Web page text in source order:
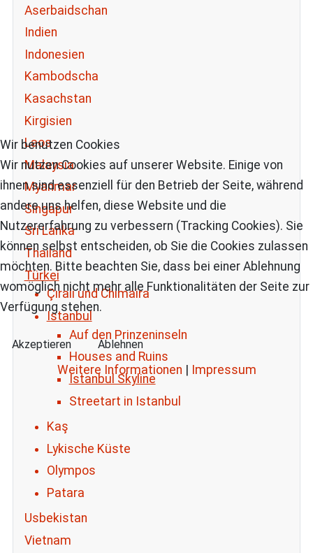
Aserbaidschan
Indien
Indonesien
Kambodscha
Kasachstan
Kirgisien
Laos
Malaysia
Myanmar
Singapur
Sri Lanka
Thailand
Türkei
Çıralı und Chimaira
Istanbul
Auf den Prinzeninseln
Houses and Ruins
Istanbul Skyline
Streetart in Istanbul
Kaş
Lykische Küste
Olympos
Patara
Usbekistan
Vietnam
Wir benutzen Cookies
Wir nutzen Cookies auf unserer Website. Einige von
ihnen sind essenziell für den Betrieb der Seite, während
andere uns helfen, diese Website und die
Nutzererfahrung zu verbessern (Tracking Cookies). Sie
können selbst entscheiden, ob Sie die Cookies zulassen
möchten. Bitte beachten Sie, dass bei einer Ablehnung
womöglich nicht mehr alle Funktionalitäten der Seite zur
Verfügung stehen.
Akzeptieren Ablehnen
Weitere Informationen Impressum